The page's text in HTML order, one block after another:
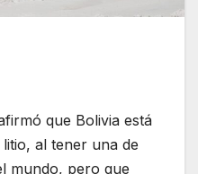
que Bolivia está
al tener una de
mundo, pero que